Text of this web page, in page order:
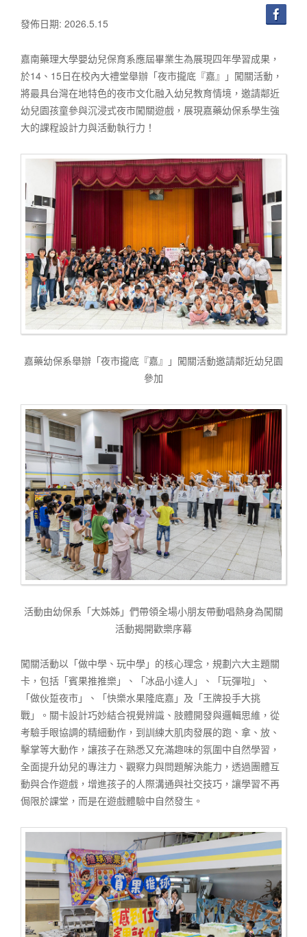
發佈日期: 2026.5.15
嘉南藥理大學嬰幼兒保育系應屆畢業生為展現四年學習成果，
於14、15日在校內大禮堂舉辦「夜市攏底『嘉』」闖關活動，
將最具台灣在地特色的夜市文化融入幼兒教育情境，邀請鄰近
幼兒園孩童參與沉浸式夜市闖關遊戲，展現嘉藥幼保系學生強
大的課程設計力與活動執行力！
嘉藥幼保系舉辦「夜市攏底『嘉』」闖關活動邀請鄰近幼兒園
參加
活動由幼保系「大姊姊」們帶領全場小朋友帶動唱熱身為闖關
活動揭開歡樂序幕
闖關活動以「做中學、玩中學」的核心理念，規劃六大主題關
卡，包括「賓果推推樂」、「冰品小達人」、「玩彈啦」、
「做伙踅夜市」、「快樂水果隆底嘉」及「王牌投手大挑
戰」。關卡設計巧妙結合視覺辨識、肢體開發與邏輯思維，從
考驗手眼協調的精細動作，到訓練大肌肉發展的跑、拿、放、
擊掌等大動作，讓孩子在熟悉又充滿趣味的氛圍中自然學習，
全面提升幼兒的專注力、觀察力與問題解決能力，透過團體互
動與合作遊戲，增進孩子的人際溝通與社交技巧，讓學習不再
侷限於課堂，而是在遊戲體驗中自然發生。